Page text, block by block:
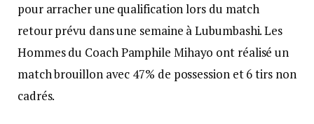
pour arracher une qualification lors du match
retour prévu dans une semaine à Lubumbashi. Les
Hommes du Coach Pamphile Mihayo ont réalisé un
match brouillon avec 47% de possession et 6 tirs non
cadrés.